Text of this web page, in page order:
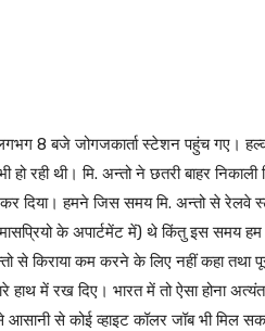
8 बजे जोगजकार्ता स्टेशन पहुंच गए।
हो रही थी। मि. अन्तो ने छतरी बाहर
दिया। हमने जिस समय मि. अन्तो से रेलवे
के अपार्टमेंट में) थे किंतु इस समय
से किराया कम करने के लिए नहीं कहा तथा
हाथ में रख दिए। भारत में तो ऐसा होना
से कोई व्हाइट कॉलर जॉब भी मिल